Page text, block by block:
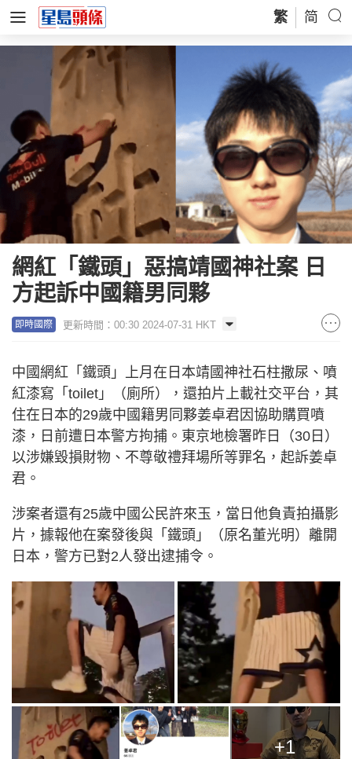
繁 简
網紅「鐵頭」惡搞靖國神社案 日
方起訴中國籍男同夥
即時國際 更新時間：00:30 2024-07-31 HKT
中國網紅「鐵頭」上月在日本靖國神社石柱撒尿、噴
紅漆寫「toilet」（廁所），還拍片上載社交平台，其
住在日本的29歲中國籍男同夥姜卓君因協助購買噴
漆，日前遭日本警方拘捕。東京地檢署昨日（30日）
以涉嫌毀損財物、不尊敬禮拜場所等罪名，起訴姜卓
君。
涉案者還有25歲中國公民許來玉，當日他負責拍攝影
片，據報他在案發後與「鐵頭」（原名董光明）離開
日本，警方已對2人發出逮捕令。
+1